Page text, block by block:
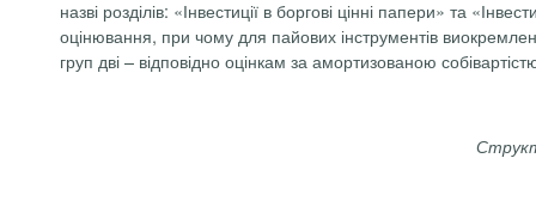
назві розділів: «Інвестиції в боргові цінні папери» та
оцінювання, при чому для пайових інструментів
груп дві – відповідно оцінкам за амортизованою